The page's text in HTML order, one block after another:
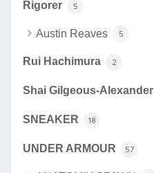
Rigorer 5
Austin Reaves 5
Rui Hachimura 2
Shai Gilgeous-Alexander
SNEAKER 18
UNDER ARMOUR 57